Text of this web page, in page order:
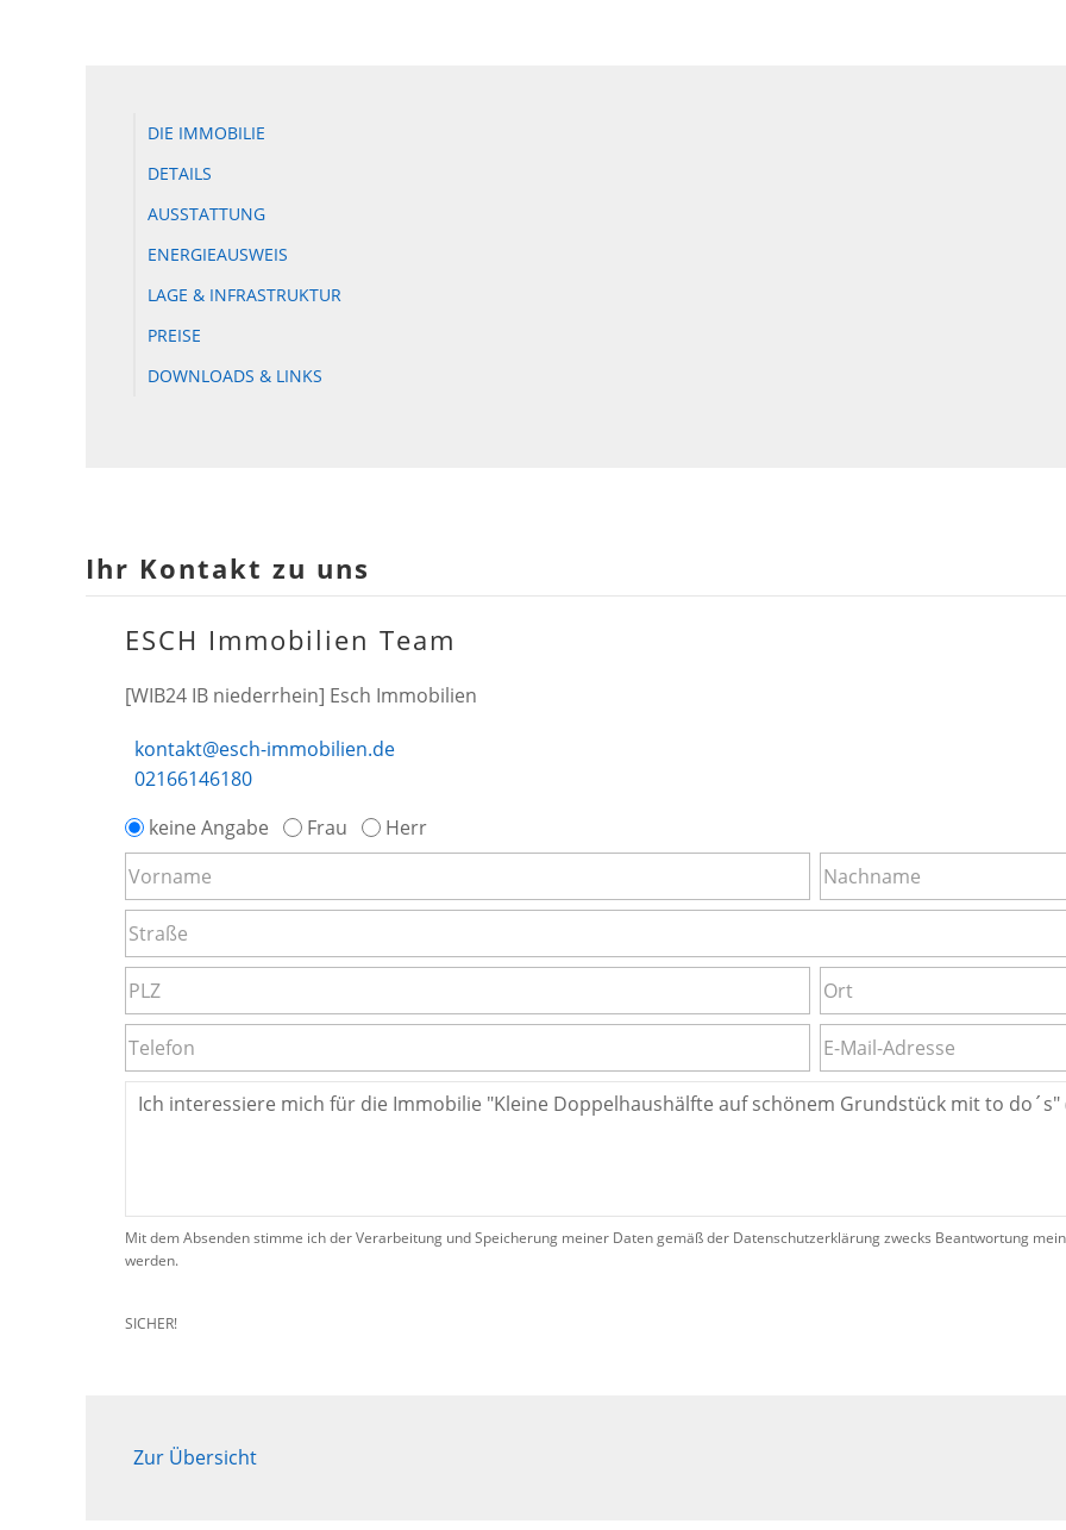
DIE IMMOBILIE
DETAILS
AUSSTATTUNG
ENERGIEAUSWEIS
LAGE & INFRASTRUKTUR
PREISE
DOWNLOADS & LINKS
Ihr Kontakt zu uns
ESCH Immobilien Team
[WIB24 IB niederrhein] Esch Immobilien
kontakt@esch-immobilien.de
02166146180
keine Angabe
Frau Herr
Mit dem Absenden stimme ich der Verarbeitung und Speicherung meiner Daten gemäß der Datenschutzerklärung zwecks Beantwortung
werden.
SICHER!
Zur Übersicht